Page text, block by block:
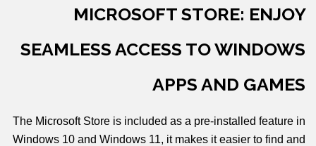
MICROSOFT STORE: ENJOY
SEAMLESS ACCESS TO WINDOWS
APPS AND GAMES
The Microsoft Store is included as a pre-installed feature in
Windows 10 and Windows 11, it makes it easier to find and